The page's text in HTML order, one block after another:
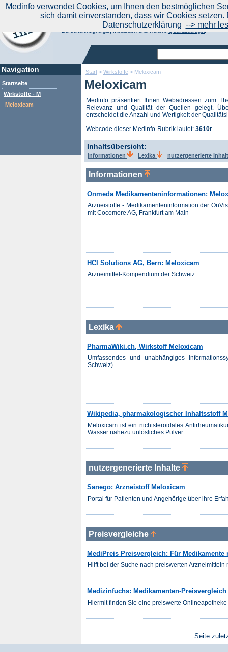
Start > Wirkstoffe > Meloxicam
Meloxicam
Medinfo präsentiert Ihnen Webadressen zum
Relevanz und Qualität der Quellen gelegt.
entscheidet die Anzahl und Wertigkeit der
Webcode dieser Medinfo-Rubrik lautet: 3610r
Inhaltsübersicht:
Informationen Lexika nutzergenerierte
Informationen
Onmeda Medikamenteninformationen:
Arzneistoffe - Medikamenteninformation der
mit Cocomore AG, Frankfurt am Main
HCI Solutions AG, Bern: Meloxicam
Arzneimittel-Kompendium der Schweiz
Lexika
PharmaWiki.ch, Wirkstoff Meloxicam
Umfassendes und unabhängiges
Schweiz)
Wikipedia, pharmakologischer Inhaltsstoff
Meloxicam ist ein nichtsteroidales
Wasser nahezu unlösliches Pulver. ...
nutzergenerierte Inhalte
Sanego: Arzneistoff Meloxicam
Portal für Patienten und Angehörige über ihre
Preisvergleiche
MediPreis Preisvergleich: Für
Hilft bei der Suche nach preiswerten Arzneimitteln
Medizinfuchs: Medikamenten-
Hiermit finden Sie eine preiswerte
Seite
Navigation
Startseite
Wirkstoffe - M
Meloxicam
Aktuelle Nachrichten|
Suchen Sie noch oder Finden Sie schon?
Medinfo.de - Meta-Portal für Gesundheitsthemen
Berücksichtigt afgis, Medisuch und weitereQualitätssiegel.
Medinfo verwendet Cookies, um Ihnen den bestmöglichen
sich damit einverstanden, dass wir Cookies
Datenschutzerklärung --> mehr